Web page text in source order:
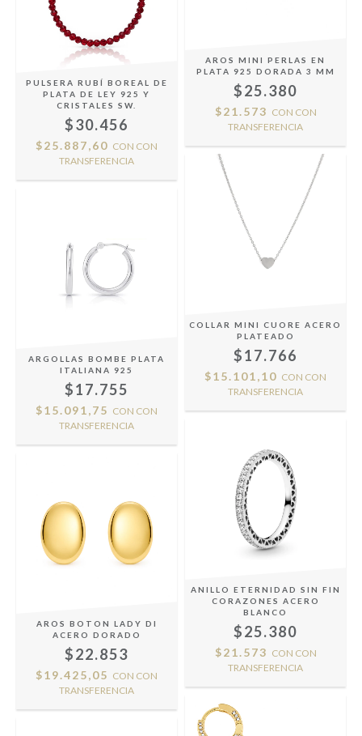
PULSERA RUBÍ BOREAL DE
PLATA DE LEY 925 Y
CRISTALES SW.
$30.456
$25.887,60 CON CON
TRANSFERENCIA
AROS MINI PERLAS EN
PLATA 925 DORADA 3 MM
$25.380
$21.573 CON CON
TRANSFERENCIA
ARGOLLAS BOMBE PLATA
ITALIANA 925
$17.755
$15.091,75 CON CON
TRANSFERENCIA
COLLAR MINI CUORE ACERO
PLATEADO
$17.766
$15.101,10 CON CON
TRANSFERENCIA
AROS BOTON LADY DI
ACERO DORADO
$22.853
$19.425,05 CON CON
TRANSFERENCIA
ANILLO ETERNIDAD SIN FIN
CORAZONES ACERO
BLANCO
$25.380
$21.573 CON CON
TRANSFERENCIA